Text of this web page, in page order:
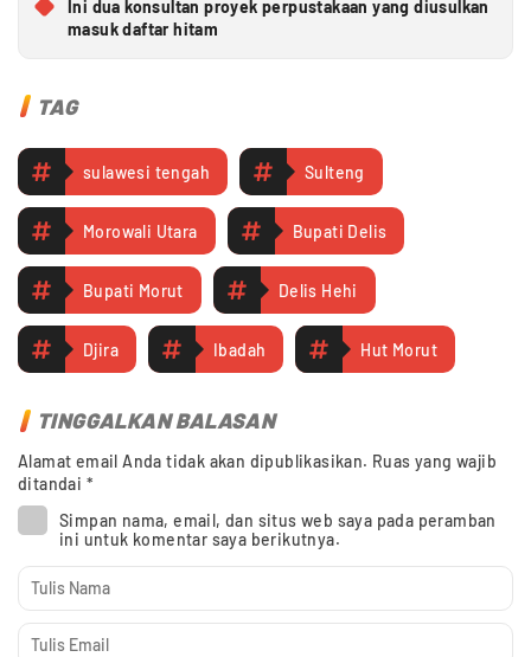
Ini dua konsultan proyek perpustakaan yang diusulkan
masuk daftar hitam
TAG
sulawesi tengah Sulteng
Morowali Utara Bupati Delis
Bupati Morut Delis Hehi
Djira Ibadah Hut Morut
TINGGALKAN BALASAN
Alamat email Anda tidak akan dipublikasikan. Ruas yang wajib
ditandai *
Simpan nama, email, dan situs web saya pada peramban
ini untuk komentar saya berikutnya.